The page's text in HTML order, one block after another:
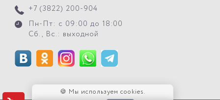
+7 (3822) 200-904
Пн-Пт: с 09:00 до 18:00
Сб., Вс.: выходной
🍪 Мы используем cookies.